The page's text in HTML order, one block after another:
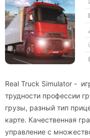
Real Truck Simulator -
трудности профессии
грузы, разный тип
карте. Качественная
управление с